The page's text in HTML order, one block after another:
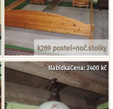
k269 postel+noč.stolky
NabídkaCena: 2400 kč